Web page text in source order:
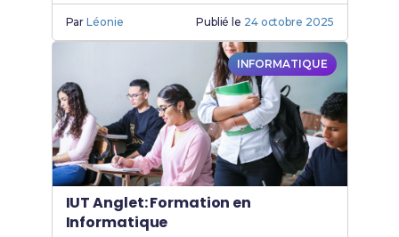
informatique Paris et les opportunités de
formation en informatique.
ParLéonie Publié le 24 octobre 2025
INFORMATIQUE
IUT Anglet: Formation en
Informatique